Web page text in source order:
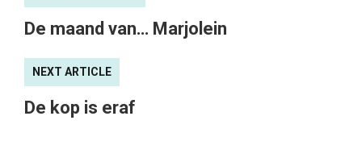
De maand van… Marjolein
NEXT ARTICLE
De kop is eraf